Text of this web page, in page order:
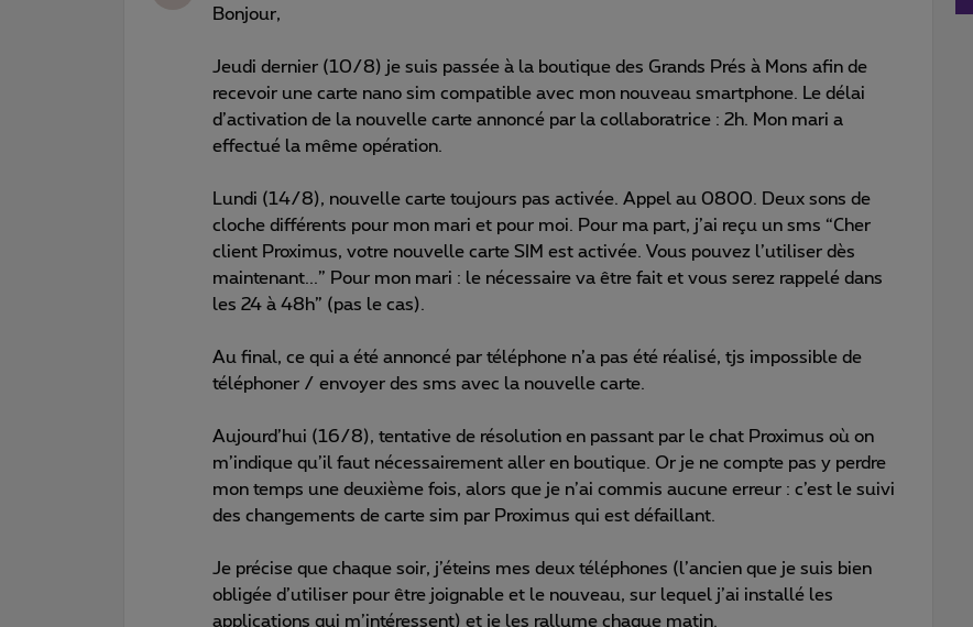
Bonjour,
Jeudi dernier (10/8) je suis passée à la boutique des Grands Prés à Mons afin de
recevoir une carte nano sim compatible avec mon nouveau smartphone. Le délai
d’activation de la nouvelle carte annoncé par la collaboratrice : 2h. Mon mari a
effectué la même opération.
Lundi (14/8), nouvelle carte toujours pas activée. Appel au 0800. Deux sons de
cloche différents pour mon mari et pour moi. Pour ma part, j’ai reçu un sms “Cher
client Proximus, votre nouvelle carte SIM est activée. Vous pouvez l’utiliser dès
maintenant...” Pour mon mari : le nécessaire va être fait et vous serez rappelé dans
les 24 à 48h” (pas le cas).
Au final, ce qui a été annoncé par téléphone n’a pas été réalisé, tjs impossible de
téléphoner / envoyer des sms avec la nouvelle carte.
Aujourd’hui (16/8), tentative de résolution en passant par le chat Proximus où on
m’indique qu’il faut nécessairement aller en boutique. Or je ne compte pas y perdre
mon temps une deuxième fois, alors que je n’ai commis aucune erreur : c’est le suivi
des changements de carte sim par Proximus qui est défaillant.
Je précise que chaque soir, j’éteins mes deux téléphones (l’ancien que je suis bien
obligée d’utiliser pour être joignable et le nouveau, sur lequel j’ai installé les
applications qui m’intéressent) et je les rallume chaque matin.